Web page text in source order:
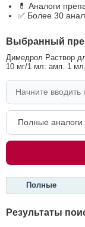
💊 Аналоги
✅ Более 30
Выбранный
Димедрол Раствор
10 мг/1 мл: амп. 1
Полные
Результаты